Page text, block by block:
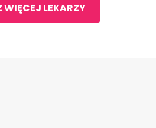
WIĘCEJ LEKARZY